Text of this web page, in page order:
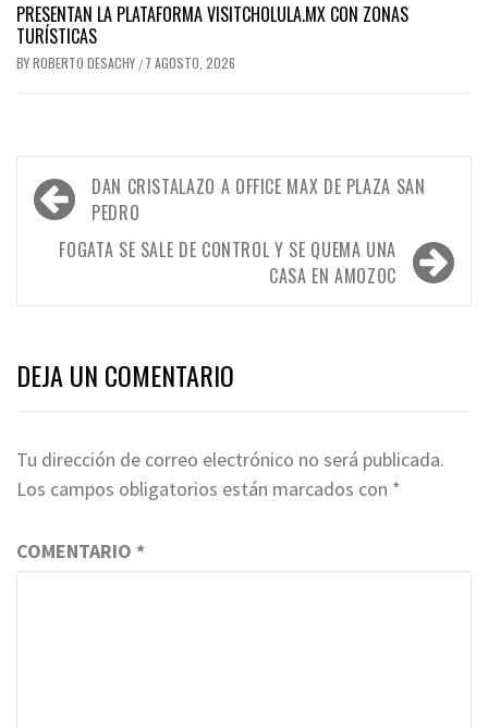
PRESENTAN LA PLATAFORMA VISITCHOLULA.MX CON ZONAS
TURÍSTICAS
BYROBERTO DESACHY / 7 AGOSTO, 2026
Navegación
de
entradas
DAN CRISTALAZO A OFFICE MAX DE PLAZA SAN
PEDRO
FOGATA SE SALE DE CONTROL Y SE QUEMA UNA
CASA EN AMOZOC
DEJA UN COMENTARIO
Tu dirección de correo electrónico no será publicada.
Los campos obligatorios están marcados con *
COMENTARIO *